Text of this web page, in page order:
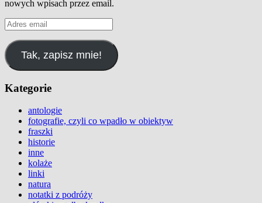
nowych wpisach przez email.
Adres
email
Tak, zapisz mnie!
Kategorie
antologie
fotografie, czyli co wpadło w obiektyw
fraszki
historie
inne
kolaże
linki
natura
notatki z podróży